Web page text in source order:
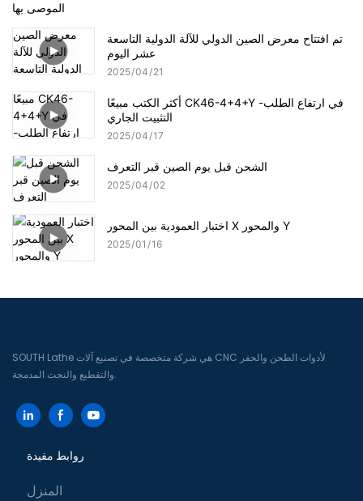
الموصى بها
تم افتتاح معرض الصين الدولي للآلة الدولية التاسعة
عشر اليوم
2025 04 21
أكثر الكتب مبيعًا CK46-4+4+Y في ارتفاع الطلب-
التثبيت الجاري
2025 04 17
الشحن قبل يوم الصين قبر التعرف
2025 04 02
اختبار العمودية بين المحور X والمحور Y
2025 01 16
SOUTH Lathe هي شركة متخصصة في تصنيع آلات CNC لأدوات الطحن والحفر
والتقطيع والنحت المدمجة.
روابط مفيدة
المنزل